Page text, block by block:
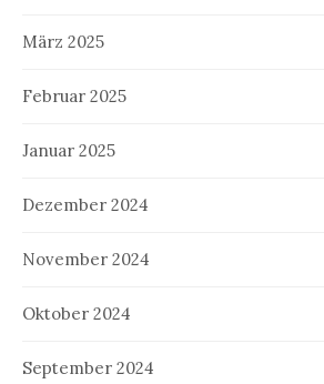
März 2025
Februar 2025
Januar 2025
Dezember 2024
November 2024
Oktober 2024
September 2024